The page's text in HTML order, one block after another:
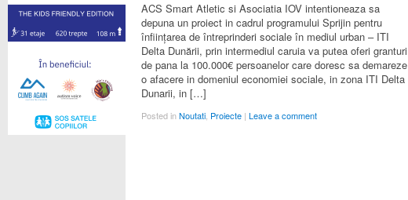
ACS Smart Atletic si Asociatia IOV intentioneaza sa
depuna un proiect in cadrul programului Sprijin pentru
înființarea de întreprinderi sociale în mediul urban – ITI
Delta Dunării, prin intermediul caruia va putea oferi granturi
de pana la 100.000€ persoanelor care doresc sa demareze
o afacere in domeniul economiei sociale, in zona ITI Delta
Dunarii, in […]
Posted inNoutati Proiecte | Leave a comment